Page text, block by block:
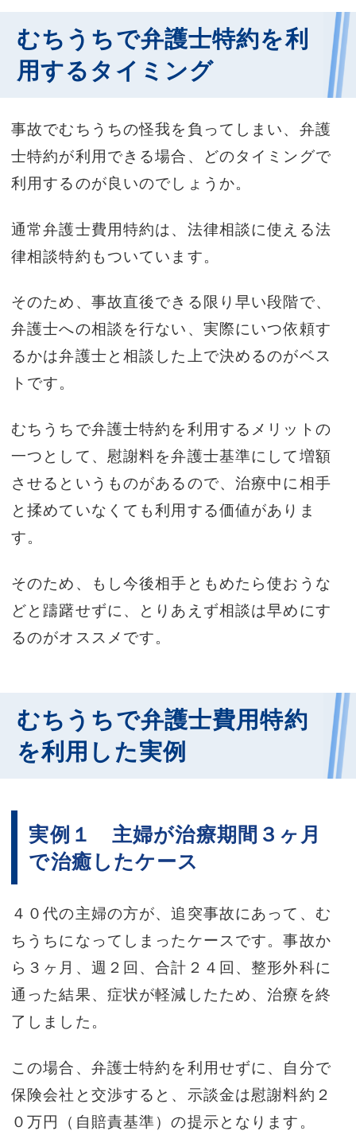
むちうちで弁護士特約を利
用するタイミング
事故でむちうちの怪我を負ってしまい、弁護
士特約が利用できる場合、どのタイミングで
利用するのが良いのでしょうか。
通常弁護士費用特約は、法律相談に使える法
律相談特約もついています。
そのため、事故直後できる限り早い段階で、
弁護士への相談を行ない、実際にいつ依頼す
るかは弁護士と相談した上で決めるのがベス
トです。
むちうちで弁護士特約を利用するメリットの
一つとして、慰謝料を弁護士基準にして増額
させるというものがあるので、治療中に相手
と揉めていなくても利用する価値がありま
す。
そのため、もし今後相手ともめたら使おうな
どと躊躇せずに、とりあえず相談は早めにす
るのがオススメです。
むちうちで弁護士費用特約
を利用した実例
実例１ 主婦が治療期間３ヶ月
で治癒したケース
４０代の主婦の方が、追突事故にあって、む
ちうちになってしまったケースです。事故か
ら３ヶ月、週２回、合計２４回、整形外科に
通った結果、症状が軽減したため、治療を終
了しました。
この場合、弁護士特約を利用せずに、自分で
保険会社と交渉すると、示談金は慰謝料約２
０万円（自賠責基準）の提示となります。